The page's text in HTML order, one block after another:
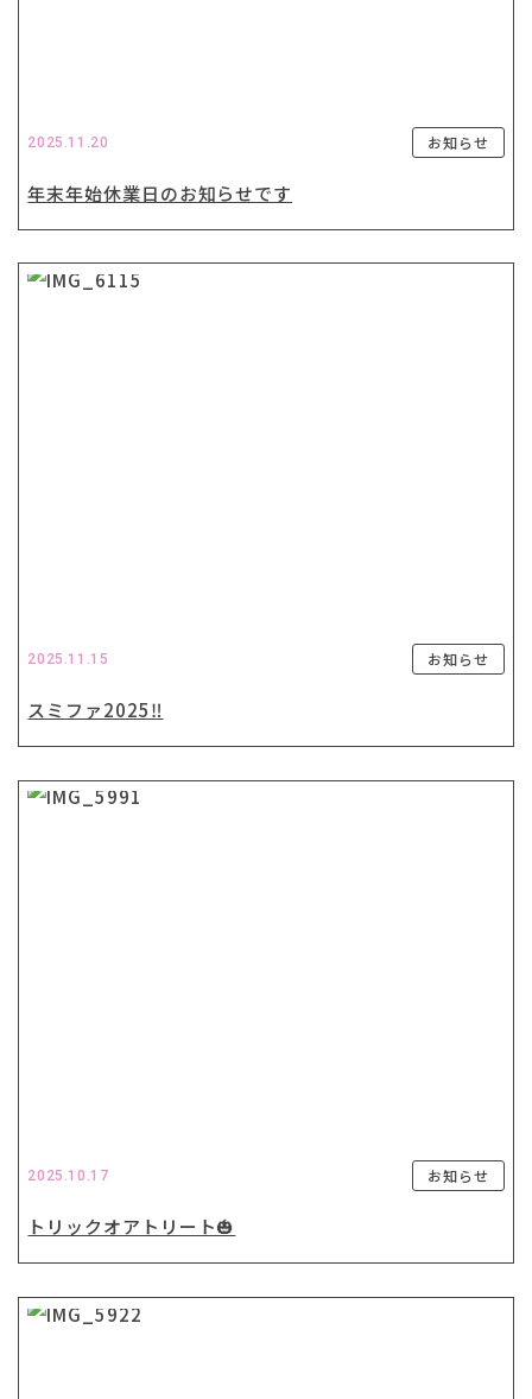
2025.11.20 お知らせ
年末年始休業日のお知らせです
2025.11.15 お知らせ
スミファ2025‼️
2025.10.17 お知らせ
トリックオアトリート🎃